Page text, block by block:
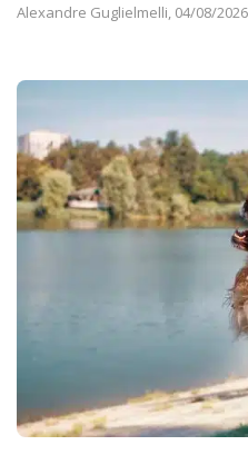
Alexandre Guglielmelli, 04/08/2026